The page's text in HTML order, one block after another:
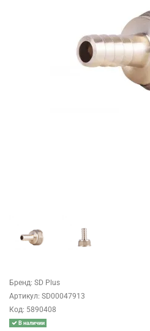
Бренд: SD Plus
Артикул: SD00047913
Код: 5890408
В наличии